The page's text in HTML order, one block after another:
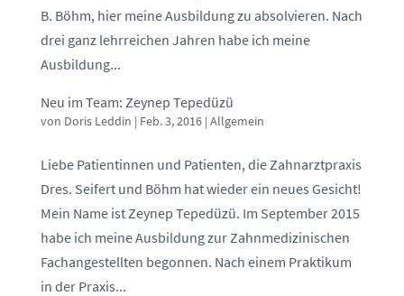
B. Böhm, hier meine Ausbildung zu absolvieren. Nach
drei ganz lehrreichen Jahren habe ich meine
Ausbildung...
Neu im Team: Zeynep Tepedüzü
von Doris Leddin | Feb. 3, 2016| Allgemein
Liebe Patientinnen und Patienten, die Zahnarztpraxis
Dres. Seifert und Böhm hat wieder ein neues Gesicht!
Mein Name ist Zeynep Tepedüzü. Im September 2015
habe ich meine Ausbildung zur Zahnmedizinischen
Fachangestellten begonnen. Nach einem Praktikum
in der Praxis...